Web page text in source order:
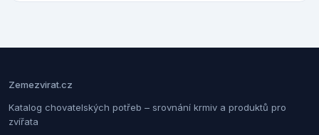
Zemezvirat.cz
Katalog chovatelských potřeb – srovnání krmiv a produktů pro
zvířata